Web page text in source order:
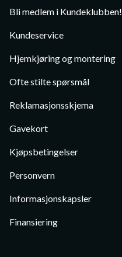
Bli medlem i Kundeklubben!
Kundeservice
Hjemkjøring og montering
Ofte stilte spørsmål
Reklamasjonsskjema
Gavekort
Kjøpsbetingelser
Personvern
Informasjonskapsler
Finansiering